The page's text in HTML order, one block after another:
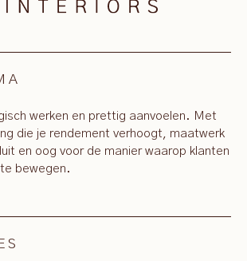
werken en prettig aanvoelen. Met
die je rendement verhoogt, maatwerk
en oog voor de manier waarop klanten
bewegen.